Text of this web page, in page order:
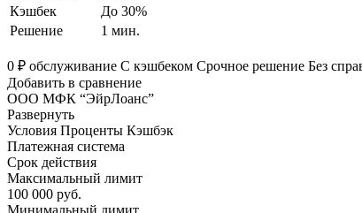
Кэшбек
До 30%
Решение
1 мин.
0 ₽ обслуживание С кэшбеком Срочное решение Без
Добавить в сравнение
ООО МФК “ЭйрЛоанс”
Развернуть
Условия Проценты Кэшбэк
Платежная система
Срок действия
Максимальный лимит
100 000 руб.
Минимальный лимит